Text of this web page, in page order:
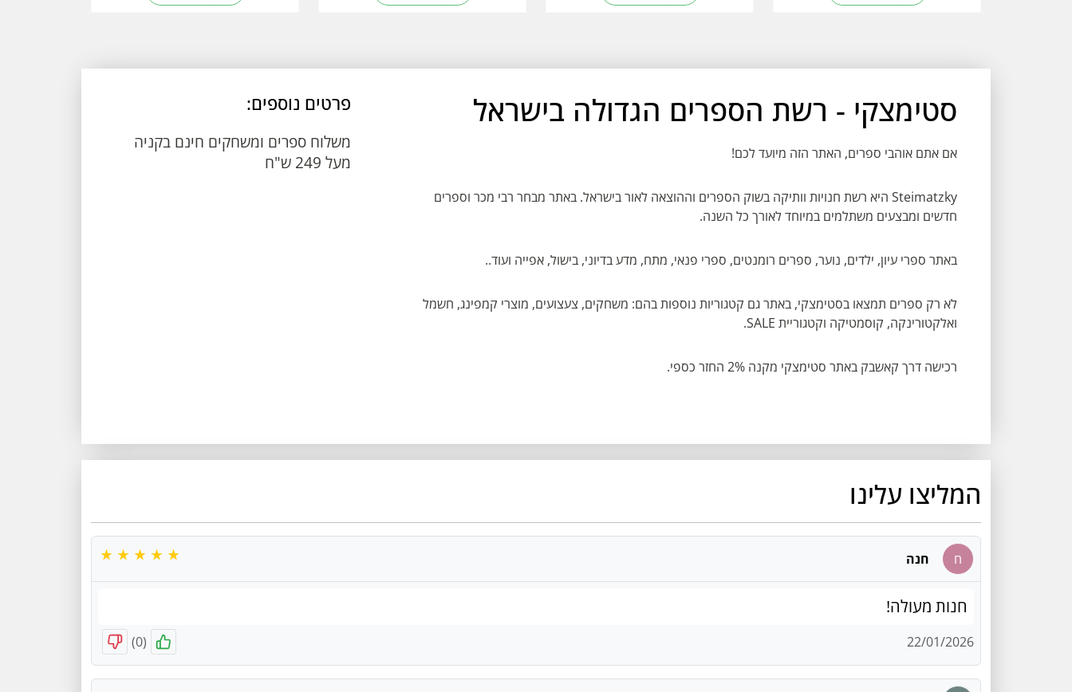
סטימצקי - רשת הספרים הגדולה בישראל
אם אתם אוהבי ספרים, האתר הזה מיועד לכם!
Steimatzky היא רשת חנויות וותיקה בשוק הספרים וההוצאה לאור בישראל. באתר מבחר רבי מכר וספרים
חדשים ומבצעים משתלמים במיוחד לאורך כל השנה.
באתר ספרי עיון, ילדים, נוער, ספרים רומנטים, ספרי פנאי, מתח, מדע בדיוני, בישול, אפייה ועוד..
לא רק ספרים תמצאו בסטימצקי, באתר גם קטגוריות נוספות בהם: משחקים, צעצועים, מוצרי קמפינג, חשמל
ואלקטורינקה, קוסמטיקה וקטגוריית SALE.
רכישה דרך קאשבק באתר סטימצקי מקנה 2% החזר כספי.
פרטים נוספים:
משלוח ספרים ומשחקים חינם בקניה
מעל 249 ש"ח
המליצו עלינו
ח חנה
חנות מעולה!
22/01/2026
(
0
)